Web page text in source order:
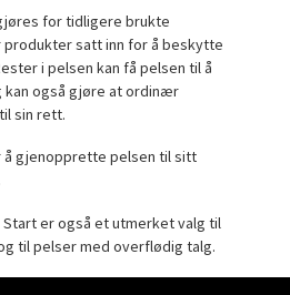
for tidligere brukte
satt inn for å beskytte
i pelsen kan få pelsen til å
kan også gjøre at ordinær
sin rett.
å gjenopprette pelsen til sitt
Start er også et utmerket valg til
til pelser med overflødig talg.